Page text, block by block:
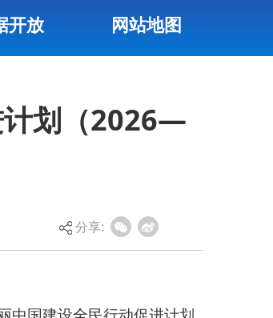
开放 网站地图
计划（2026—
分享:
划